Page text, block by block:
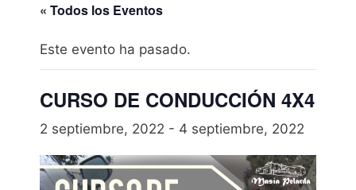
« Todos los Eventos
Este evento ha pasado.
CURSO DE CONDUCCIÓN 4X4
2 septiembre, 2022 - 4 septiembre, 2022